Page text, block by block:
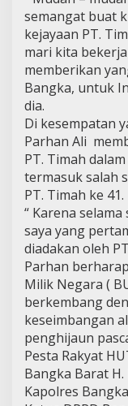
semangat buat
kejayaan PT.
mari kita
memberikan
Bangka, untuk
dia.
Di kesempatan
Parhan Ali
PT. Timah
termasuk salah
PT. Timah ke 41.
“ Karena
saya yang
diadakan oleh
Parhan
Milik Negara (
berkembang
keseimbangan
penghijaun
Pesta Rakyat
Bangka Barat H.
Kapolres